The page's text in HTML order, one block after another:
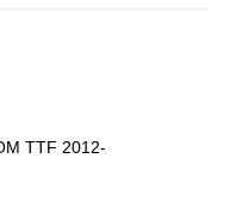
TTF 2012-